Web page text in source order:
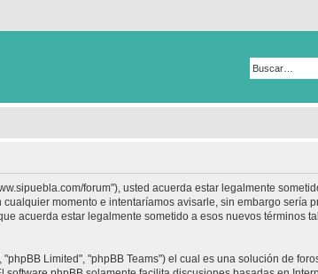
forum"), usted acuerda estar legalmente
momento e intentaríamos avisarle, sin embargo sería
acuerda estar legalmente sometido a esos nuevos términos
Limited", "phpBB Teams") el cual es una solución de